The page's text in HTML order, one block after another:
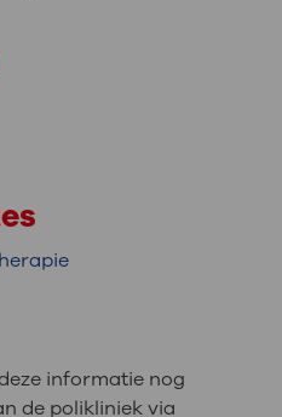
informatie nog
de polikliniek via